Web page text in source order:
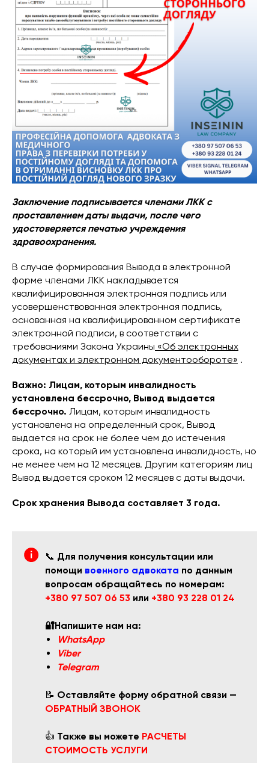
Заключение подписывается членами ЛКК с
проставлением даты выдачи, после чего
удостоверяется печатью учреждения
здравоохранения.
В случае формирования Вывода в электронной
форме членами ЛКК накладывается
квалифицированная электронная подпись или
усовершенствованная электронная подпись,
основанная на квалифицированном сертификате
электронной подписи, в соответствии с
требованиями Закона Украины «Об электронных
документах и ​​электронном документообороте» .
Важно: Лицам, которым инвалидность
установлена ​​бессрочно, Вывод выдается
бессрочно. Лицам, которым инвалидность
установлена ​​на определенный срок, Вывод
выдается на срок не более чем до истечения
срока, на который им установлена ​​инвалидность, но
не менее чем на 12 месяцев. Другим категориям лиц
Вывод выдается сроком 12 месяцев с даты выдачи.
Срок хранения Вывода составляет 3 года.
📞 Для получения консультации или
помощи военного адвоката по данным
вопросам обращайтесь по номерам:
+380 97 507 06 53 или +380 93 228 01 24
🔐Напишите нам на:
WhatsApp
Viber
Telegram
📝 Оставляйте форму обратной связи —
ОБРАТНЫЙ ЗВОНОК
👍 Также вы можете РАСЧЕТЫ
СТОИМОСТЬ УСЛУГИ